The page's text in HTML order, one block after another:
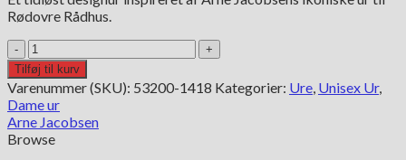
Rødovre Rådhus.
Arne
Jacobsen
City
Hall
53200-
1418
antal
Tilføj til kurv
Varenummer (SKU): 53200-1418 Kategorier: Ure, Unisex Ur,
Dame ur
Arne Jacobsen
Browse